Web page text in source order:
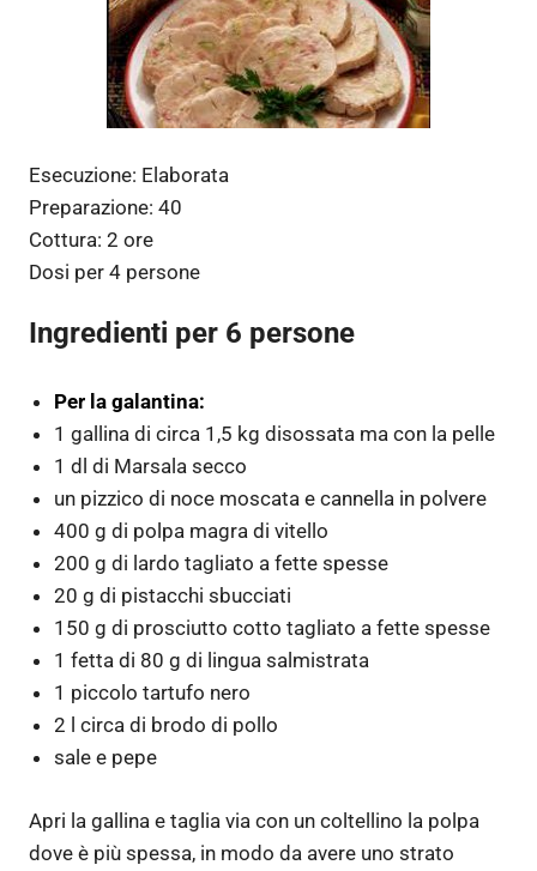
Esecuzione: Elaborata
Preparazione: 40
Cottura: 2 ore
Dosi per 4 persone
Ingredienti per 6 persone
Per la galantina:
1 gallina di circa 1,5 kg disossata ma con la pelle
1 dl di Marsala secco
un pizzico di noce moscata e cannella in polvere
400 g di polpa magra di vitello
200 g di lardo tagliato a fette spesse
20 g di pistacchi sbucciati
150 g di prosciutto cotto tagliato a fette spesse
1 fetta di 80 g di lingua salmistrata
1 piccolo tartufo nero
2 l circa di brodo di pollo
sale e pepe
Apri la gallina e taglia via con un coltellino la polpa
dove è più spessa, in modo da avere uno strato